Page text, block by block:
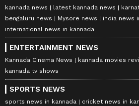
kannada news latest kannada news
bengaluru news
Mysore news
india news
international news in kannada
ENTERTAINMENT NEWS
Kannada Cinema News kannada movies
kannada tv shows
SPORTS NEWS
sports news in kannada
cricket news in